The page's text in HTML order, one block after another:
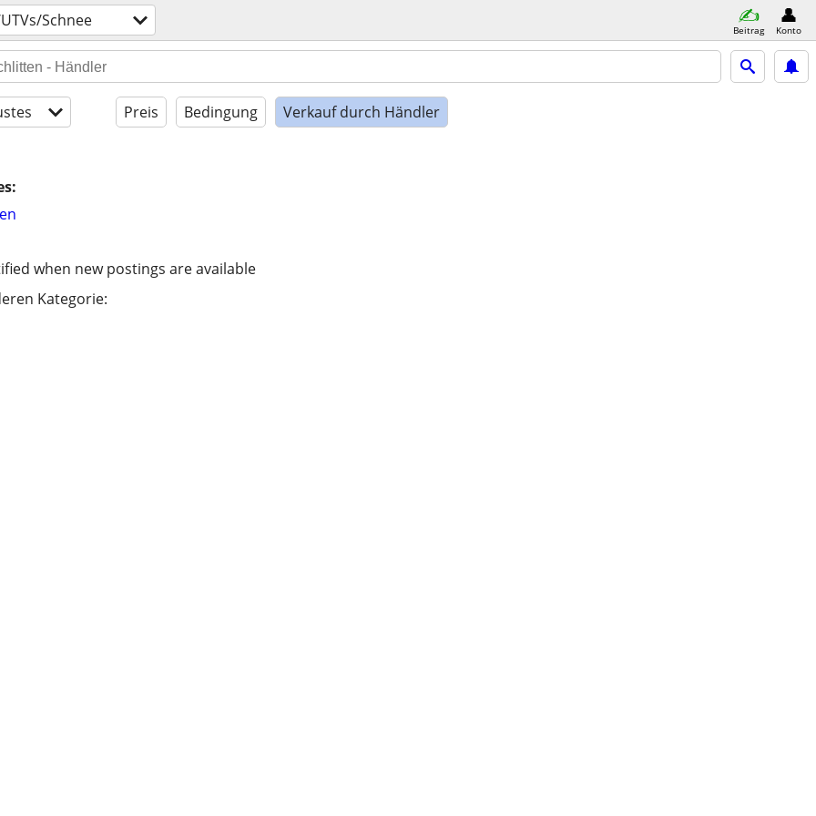
Schnee Beitrag Konto
Preis Bedingung Verkauf durch Händler
when new postings are available
Kategorie: